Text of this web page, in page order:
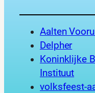
Aalten
Delpher
Koninklijke
Instituut
volksfeest-